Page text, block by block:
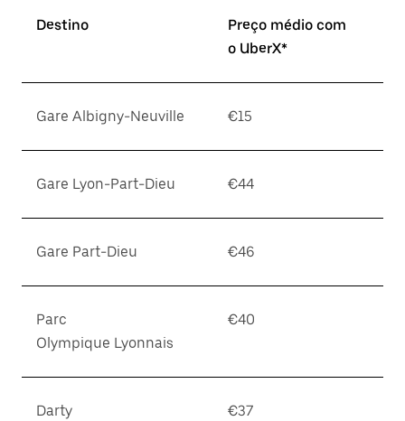
Destino
Preço médio com
o UberX*
Gare Albigny-Neuville €15
Gare Lyon-Part-Dieu €44
Gare Part-Dieu €46
Parc
Olympique Lyonnais
€40
Darty €37